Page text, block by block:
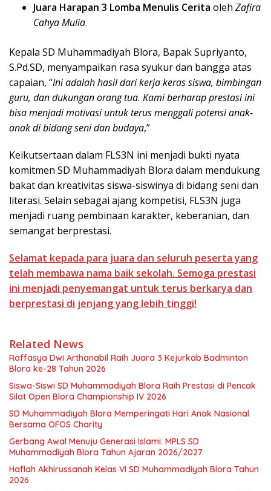
Juara Harapan 3 Lomba Menulis Cerita oleh Zafira
Cahya Mulia.
Kepala SD Muhammadiyah Blora, Bapak Supriyanto,
S.Pd.SD, menyampaikan rasa syukur dan bangga atas
capaian, “Ini adalah hasil dari kerja keras siswa, bimbingan
guru, dan dukungan orang tua. Kami berharap prestasi ini
bisa menjadi motivasi untuk terus menggali potensi anak-
anak di bidang seni dan budaya,”
Keikutsertaan dalam FLS3N ini menjadi bukti nyata
komitmen SD Muhammadiyah Blora dalam mendukung
bakat dan kreativitas siswa-siswinya di bidang seni dan
literasi. Selain sebagai ajang kompetisi, FLS3N juga
menjadi ruang pembinaan karakter, keberanian, dan
semangat berprestasi.
Selamat kepada para juara dan seluruh peserta yang
telah membawa nama baik sekolah. Semoga prestasi
ini menjadi penyemangat untuk terus berkarya dan
berprestasi di jenjang yang lebih tinggi!
Related News
Raffasya Dwi Arthanabil Raih Juara 3 Kejurkab Badminton
Blora ke-28 Tahun 2026
Siswa-Siswi SD Muhammadiyah Blora Raih Prestasi di Pencak
Silat Open Blora Championship IV 2026
SD Muhammadiyah Blora Memperingati Hari Anak Nasional
Bersama OFOS Charity
Gerbang Awal Menuju Generasi Islami: MPLS SD
Muhammadiyah Blora Tahun Ajaran 2026/2027
Haflah Akhirussanah Kelas VI SD Muhammadiyah Blora Tahun
2026